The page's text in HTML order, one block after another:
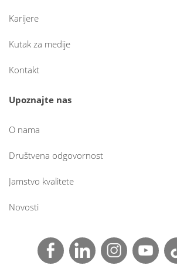
Karijere
Kutak za medije
Kontakt
Upoznajte nas
O nama
Društvena odgovornost
Jamstvo kvalitete
Novosti